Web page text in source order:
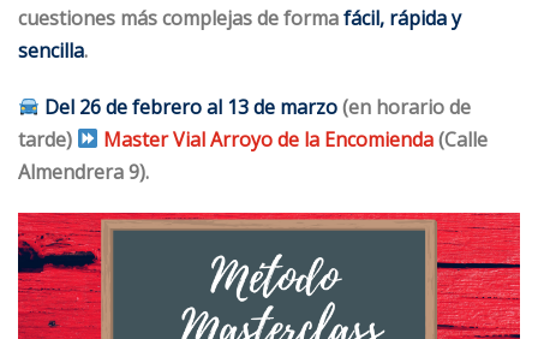
cuestiones más complejas de formafácil, rápida y
sencilla.
Del 26 de febrero al 13 de marzo(en horario de
tarde)
Master Vial Arroyo de la Encomienda(Calle
Almendrera 9).